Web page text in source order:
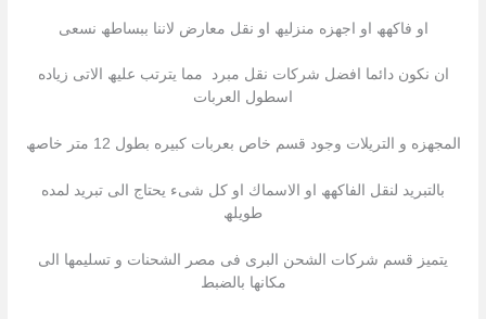
او فاكھھ او اجھزه منزلیھ او نقل معارض لاننا ببساطھ نسعى
ان نكون دائما افضل شركات نقل مبرد مما یترتب علیھ الاتى زیاده
اسطول العربات
المجھزه و التریلات وجود قسم خاص بعربات كبیره بطول 12 متر خاصھ
بالتبرید لنقل الفاكھھ او الاسماك او كل شىء یحتاج الى تبرید لمده
طویلھ
یتمیز قسم شركات الشحن البرى فى مصر الشحنات و تسلیمھا الى
مكانھا بالضبط